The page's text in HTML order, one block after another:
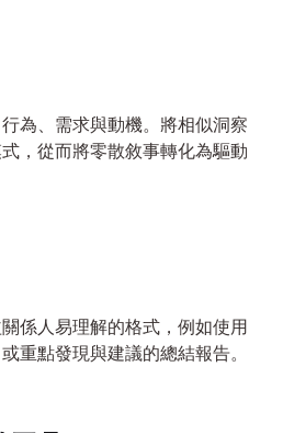
為、需求與動機。將相似洞察
，從而將零散敘事轉化為驅動
係人易理解的格式，例如使用
重點發現與建議的總結報告。